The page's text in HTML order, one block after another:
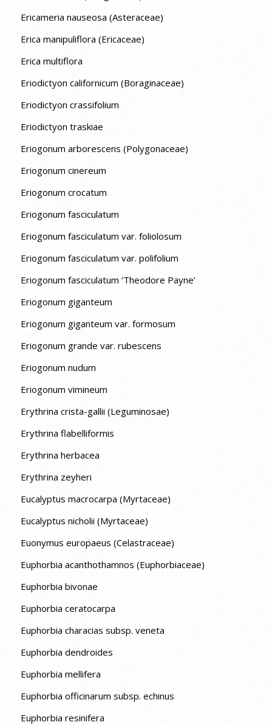
Ericameria nauseosa (Asteraceae)
Erica manipuliflora (Ericaceae)
Erica multiflora
Eriodictyon californicum (Boraginaceae)
Eriodictyon crassifolium
Eriodictyon traskiae
Eriogonum arborescens (Polygonaceae)
Eriogonum cinereum
Eriogonum crocatum
Eriogonum fasciculatum
Eriogonum fasciculatum var. foliolosum
Eriogonum fasciculatum var. polifolium
Eriogonum fasciculatum ‘Theodore Payne’
Eriogonum giganteum
Eriogonum giganteum var. formosum
Eriogonum grande var. rubescens
Eriogonum nudum
Eriogonum vimineum
Erythrina crista-gallii (Leguminosae)
Erythrina flabelliformis
Erythrina herbacea
Erythrina zeyheri
Eucalyptus macrocarpa (Myrtaceae)
Eucalyptus nicholii (Myrtaceae)
Euonymus europaeus (Celastraceae)
Euphorbia acanthothamnos (Euphorbiaceae)
Euphorbia bivonae
Euphorbia ceratocarpa
Euphorbia characias subsp. veneta
Euphorbia dendroides
Euphorbia mellifera
Euphorbia officinarum subsp. echinus
Euphorbia resinifera